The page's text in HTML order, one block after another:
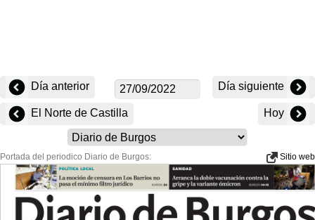
Día anterior Día siguiente
El Norte de Castilla Hoy
Portada del periodico Diario de Burgos: Sitio web